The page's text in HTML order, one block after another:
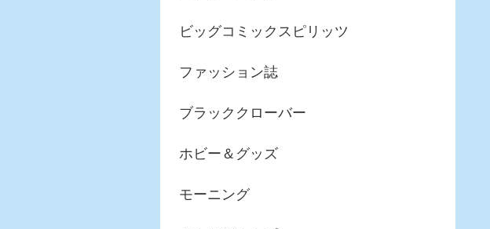
ビッグコミックスピリッツ
ファッション誌
ブラッククローバー
ホビー＆グッズ
モーニング